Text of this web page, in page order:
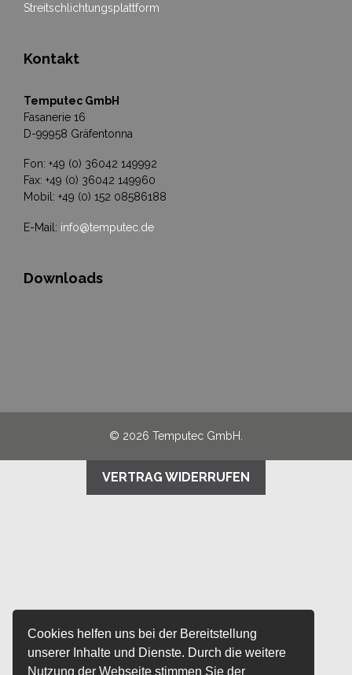
Cookies helfen uns bei der Bereitstellung
unserer Inhalte und Dienste. Durch die weitere
Nutzung der Webseite stimmen Sie der
Streitschlichtungsplattform
Kontakt
Temputec GmbH
Fasanerie 16
D-99958 Gräfentonna
Fon: +49 (0) 36042 149992
Fax: +49 (0) 36042 149960
Mobil: +49 (0) 152 08586188
E-Mail: info@temputec.de
Downloads
© 2026 Temputec GmbH.
VERTRAG WIDERRUFEN